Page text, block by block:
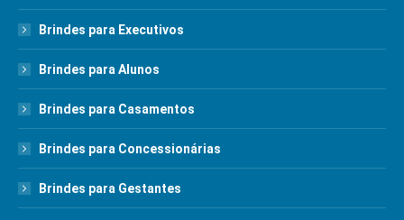
Brindes para Executivos
Brindes para Alunos
Brindes para Casamentos
Brindes para Concessionárias
Brindes para Gestantes